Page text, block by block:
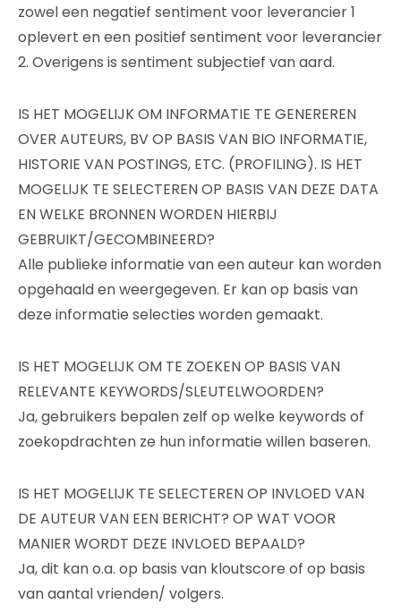
zowel een negatief sentiment voor leverancier 1
oplevert en een positief sentiment voor leverancier
2. Overigens is sentiment subjectief van aard.
IS HET MOGELIJK OM INFORMATIE TE GENEREREN
OVER AUTEURS, BV OP BASIS VAN BIO INFORMATIE,
HISTORIE VAN POSTINGS, ETC. (PROFILING). IS HET
MOGELIJK TE SELECTEREN OP BASIS VAN DEZE DATA
EN WELKE BRONNEN WORDEN HIERBIJ
GEBRUIKT/GECOMBINEERD?
Alle publieke informatie van een auteur kan worden
opgehaald en weergegeven. Er kan op basis van
deze informatie selecties worden gemaakt.
IS HET MOGELIJK OM TE ZOEKEN OP BASIS VAN
RELEVANTE KEYWORDS/SLEUTELWOORDEN?
Ja, gebruikers bepalen zelf op welke keywords of
zoekopdrachten ze hun informatie willen baseren.
IS HET MOGELIJK TE SELECTEREN OP INVLOED VAN
DE AUTEUR VAN EEN BERICHT? OP WAT VOOR
MANIER WORDT DEZE INVLOED BEPAALD?
Ja, dit kan o.a. op basis van kloutscore of op basis
van aantal vrienden/ volgers.